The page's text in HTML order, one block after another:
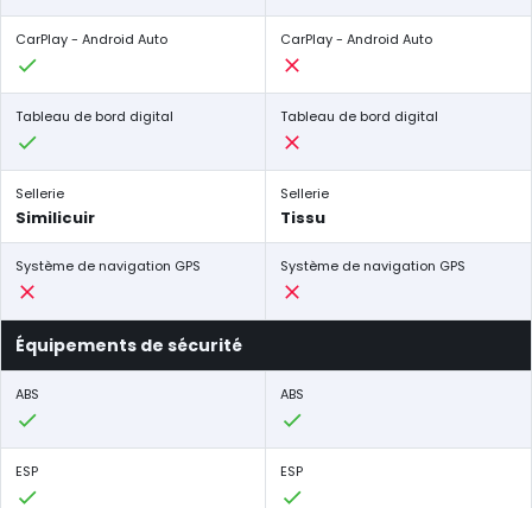
CarPlay - Android Auto CarPlay - Android Auto
Tableau de bord digital Tableau de bord digital
Sellerie
Similicuir
Sellerie
Tissu
Système de navigation GPS Système de navigation GPS
Équipements de sécurité
ABS ABS
ESP ESP